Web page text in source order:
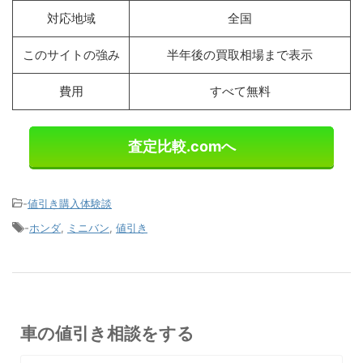
対応地域 全国
このサイトの強み 半年後の買取相場まで表示
費用 すべて無料
査定比較.comへ
-値引き購入体験談
-ホンダ ミニバン 値引き
車の値引き相談をする